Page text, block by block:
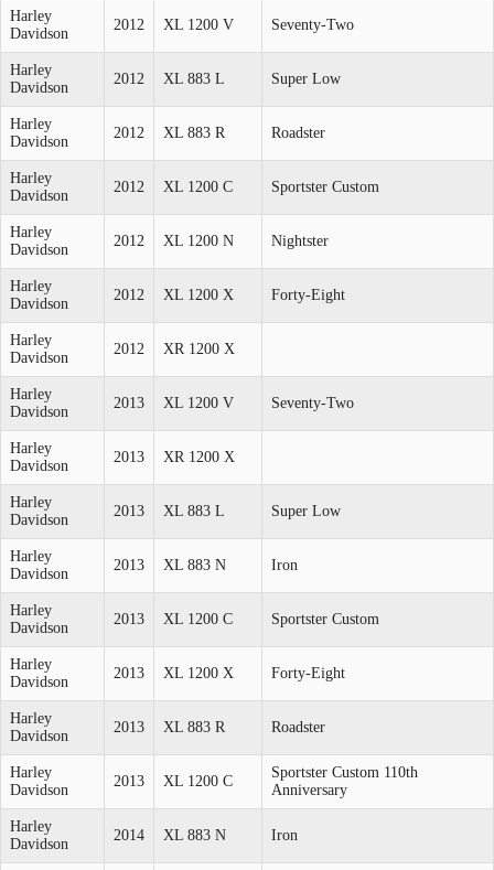
Harley
Davidson
2012 XL 1200 V Seventy-Two
Harley
Davidson
2012 XL 883 L Super Low
Harley
Davidson
2012 XL 883 R Roadster
Harley
Davidson
2012 XL 1200 C Sportster Custom
Harley
Davidson
2012 XL 1200 N Nightster
Harley
Davidson
2012 XL 1200 X Forty-Eight
Harley
Davidson
2012 XR 1200 X
Harley
Davidson
2013 XL 1200 V Seventy-Two
Harley
Davidson
2013 XR 1200 X
Harley
Davidson
2013 XL 883 L Super Low
Harley
Davidson
2013 XL 883 N Iron
Harley
Davidson
2013 XL 1200 C Sportster Custom
Harley
Davidson
2013 XL 1200 X Forty-Eight
Harley
Davidson
2013 XL 883 R Roadster
Harley
Davidson
2013 XL 1200 C
Sportster Custom 110th
Anniversary
Harley
Davidson
2014 XL 883 N Iron